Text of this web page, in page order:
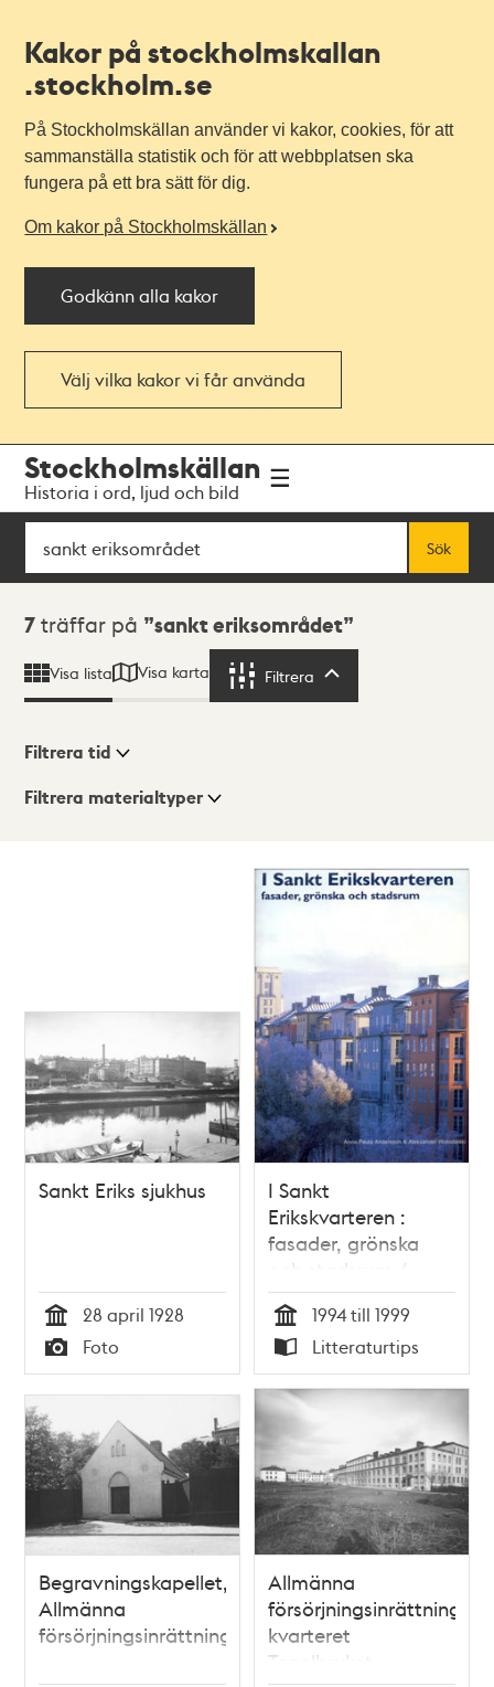
Kakor på stockholmskallan
.stockholm.se
På Stockholmskällan använder vi kakor, cookies, för att
sammanställa statistik och för att webbplatsen ska
fungera på ett bra sätt för dig.
Om kakor på Stockholmskällan
Godkänn alla kakor
Välj vilka kakor vi får använda
navigationen
huvudinnehållet
Stockholmskällan
Historia i ord, ljud och bild
Sök
Sök
Sökresultat
7 träffar på sankt eriksområdet
Visa lista Visa karta Filtrera
Visningsläge
Filtrera tid
Filtrera materialtyper
Sankt Eriks sjukhus
Tid
28 april 1928
Typ
Foto
I Sankt
Erikskvarteren :
fasader, grönska
och stadsrum /
Anna-Paula
Andersson &
Aleksander
Wolodarski
Tid
1994 till 1999
Typ
Litteraturtips
Begravningskapellet,
Allmänna
försörjningsinrättningen
Allmänna
försörjningsinrättningen,
kvarteret
Tegelbruket